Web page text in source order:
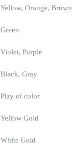
Yellow, Orange, Brown
Green
Violet, Purple
Black, Gray
Play of color
Yellow Gold
White Gold